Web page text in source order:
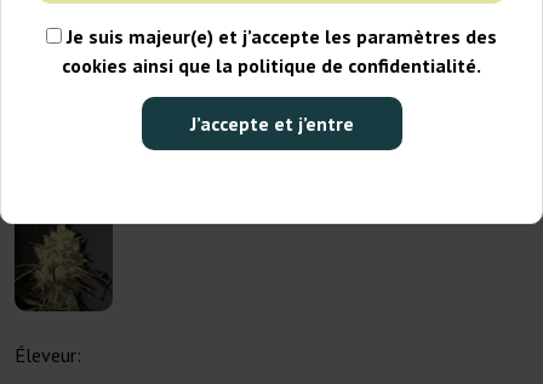
Je suis majeur(e) et j’accepte les paramètres des
cookies ainsi que la politique de confidentialité.
J’accepte et j’entre
Éleveur: